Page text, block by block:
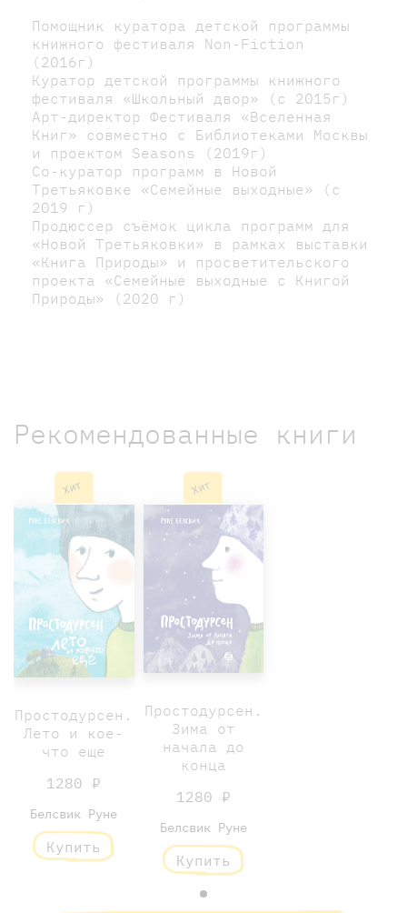
Помощник куратора детской программы
книжного фестиваля Non-Fiction
(2016г)
Куратор детской программы книжного
фестиваля «Школьный двор» (с 2015г)
Арт-директор Фестиваля «Вселенная
Книг» совместно с Библиотеками Москвы
и проектом Seasons (2019г)
Со-куратор программ в Новой
Третьяковке «Семейные выходные» (с
2019 г)
Продюссер съёмок цикла программ для
«Новой Третьяковки» в рамках выставки
«Книга Природы» и просветительского
проекта «Семейные выходные с Книгой
Природы» (2020 г)
Рекомендованные книги
Хит
Простодурсен.
Лето и кое-
что еще
1280 ₽
Белсвик Руне
Купить
Хит
Простодурсен.
Зима от
начала до
конца
1280 ₽
Белсвик Руне
Купить